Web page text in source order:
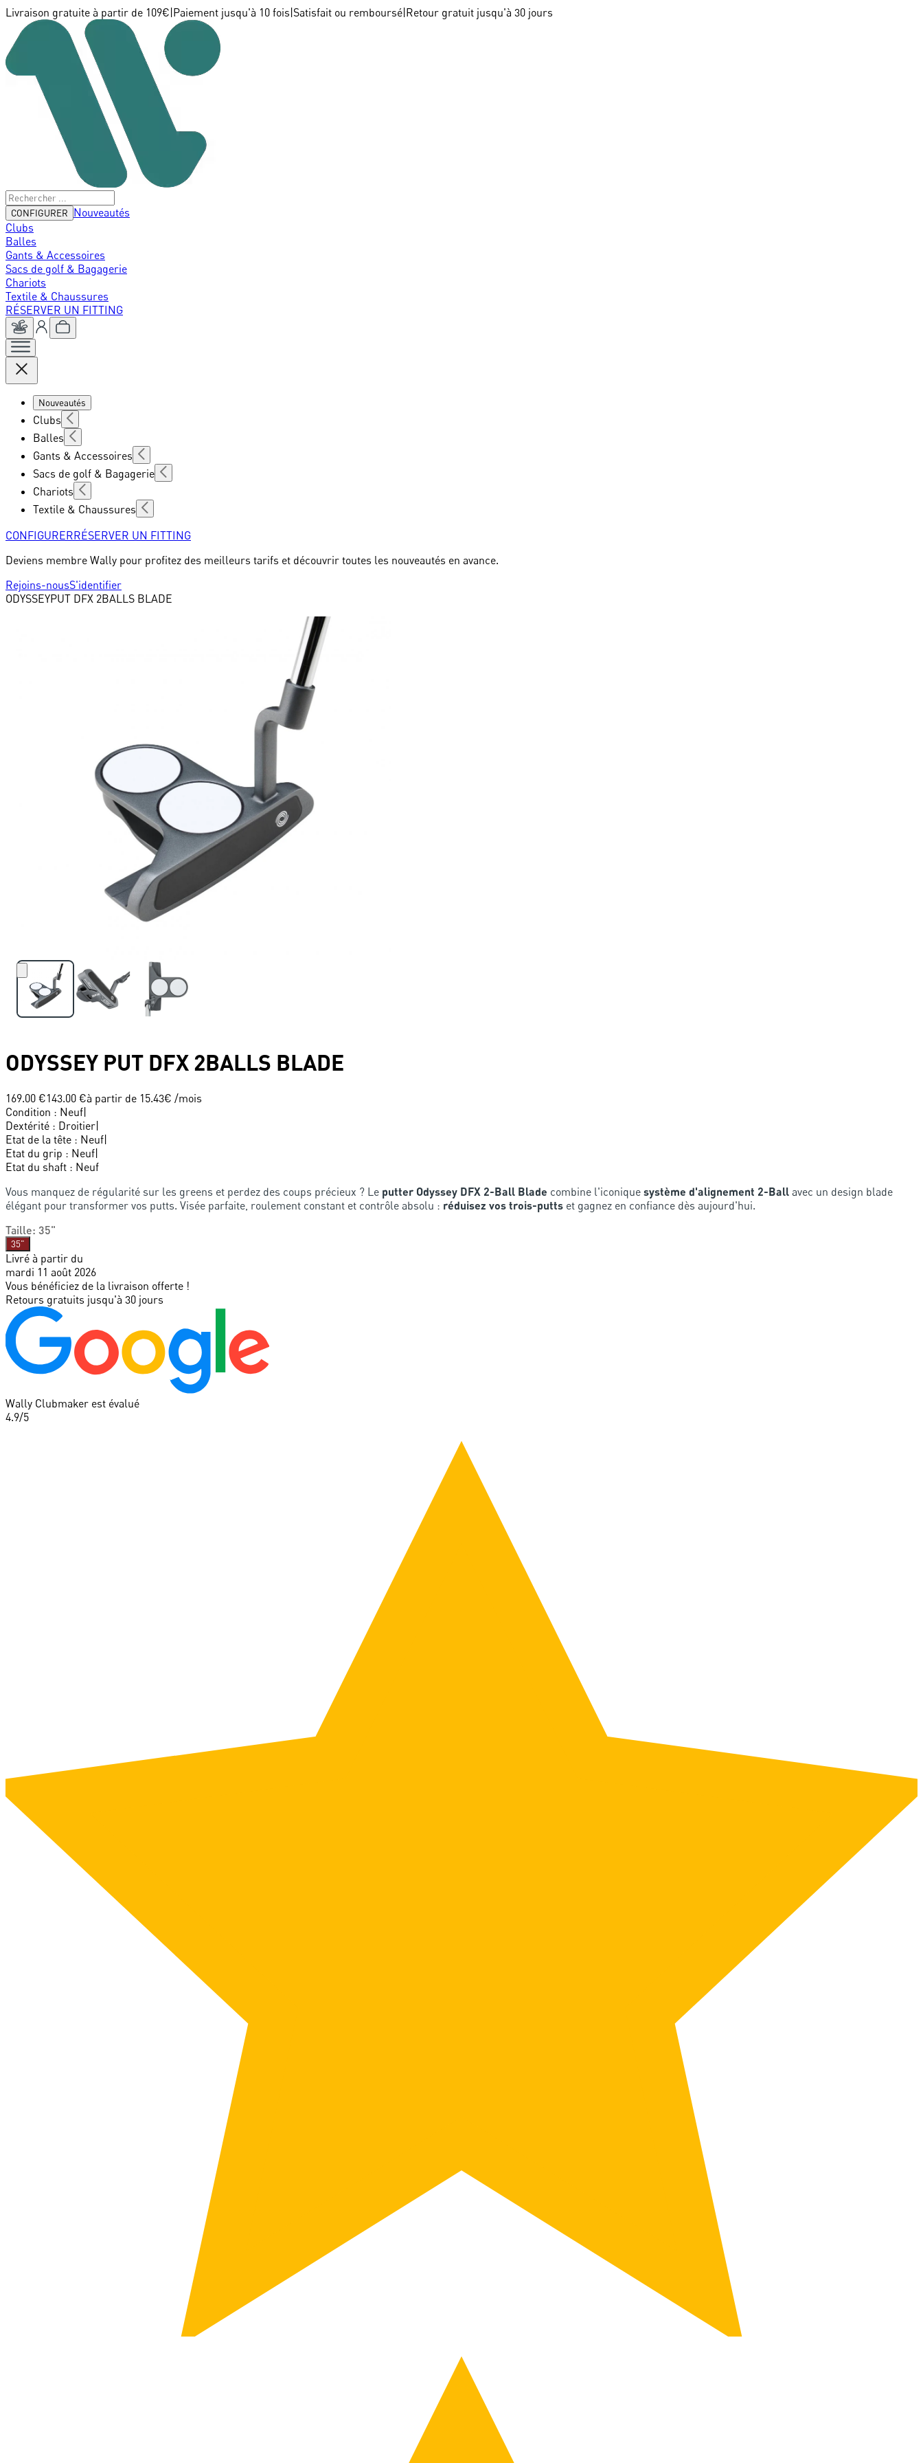
Livraison gratuite à partir de 109€ Paiement jusqu'à 10 fois Satisfait ou remboursé Retour gratuit jusqu'à 30 jours
CONFIGURER
Nouveautés
Clubs
Balles
Gants & Accessoires
Sacs de golf & Bagagerie
Chariots
Textile & Chaussures
RÉSERVER UN FITTING
Nouveautés
Clubs
Balles
Gants & Accessoires
Sacs de golf & Bagagerie
Chariots
Textile & Chaussures
CONFIGURERRÉSERVER UN FITTING
Deviens membre Wally pour profitez des meilleurs tarifs et découvrir toutes les nouveautés en avance.
Rejoins-nousS'identifier
ODYSSEYPUT DFX 2BALLS BLADE
ODYSSEY PUT DFX 2BALLS BLADE
169.00 €143.00 €à partir de 15.43€ /mois
Condition : Neuf|
Dextérité : Droitier|
Etat de la tête : Neuf|
Etat du grip : Neuf|
Etat du shaft : Neuf
Vous manquez de régularité sur les greens et perdez des coups précieux ? Le putter Odyssey DFX 2-Ball Blade combine l'iconique système d'alignement 2-Ball avec un design blade
élégant pour transformer vos putts. Visée parfaite, roulement constant et contrôle absolu : réduisez vos trois-putts et gagnez en confiance dès aujourd'hui.
Taille: 35"
35"
Livré à partir du
mardi 11 août 2026
Vous bénéficiez de la livraison offerte !
Retours gratuits jusqu'à 30 jours
Wally Clubmaker est évalué
4.9/5